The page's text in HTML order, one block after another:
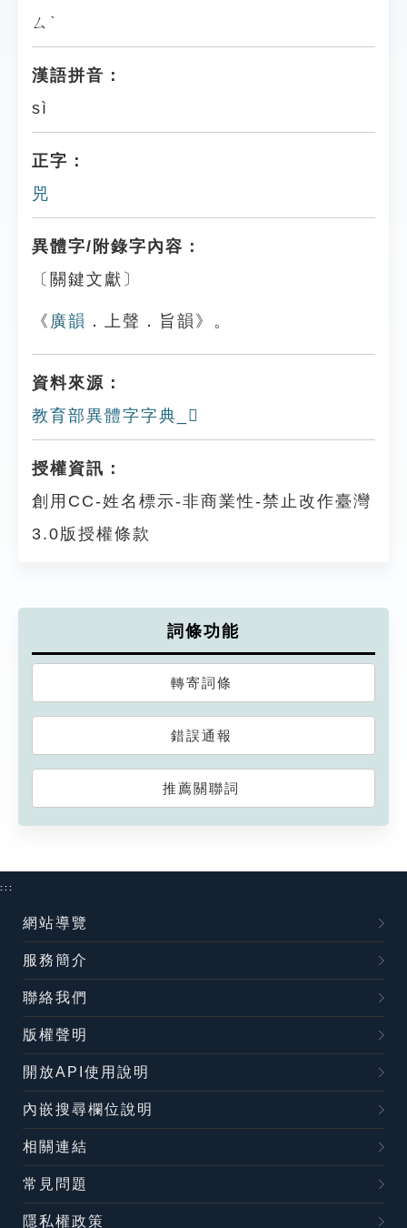
ㄙˋ
漢語拼音：
sì
正字：
兕
異體字/附錄字內容：
〔關鍵文獻〕
《 廣韻 ．上聲．旨韻》。
資料來源：
教育部異體字字典_𠒃
授權資訊：
創用CC-姓名標示-非商業性-禁止改作臺灣
3.0版授權條款
詞條功能
轉寄詞條
錯誤通報
推薦關聯詞
:::
網站導覽
服務簡介
聯絡我們
版權聲明
開放API使用說明
內嵌搜尋欄位說明
相關連結
常見問題
隱私權政策